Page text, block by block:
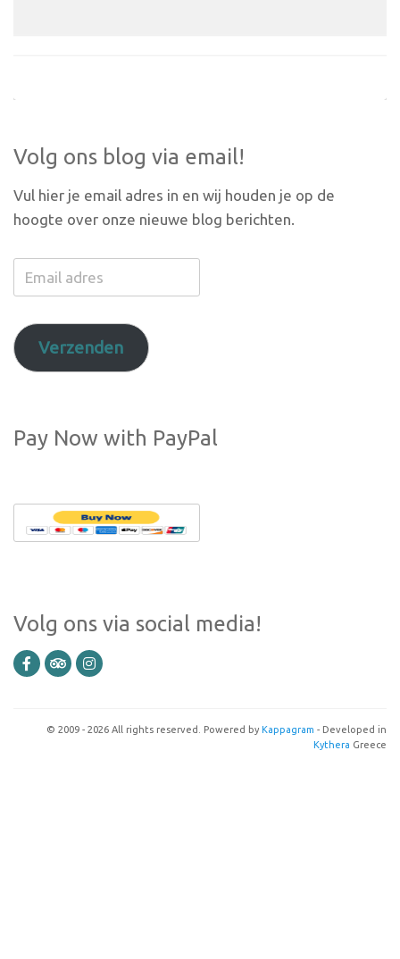
Volg ons blog via email!
Vul hier je email adres in en wij houden je op de
hoogte over onze nieuwe blog berichten.
Email
adres
Verzenden
Pay Now with PayPal
Volg ons via social media!
© 2009 - 2026 All rights reserved. Powered by Kappagram - Developed in
Kythera Greece